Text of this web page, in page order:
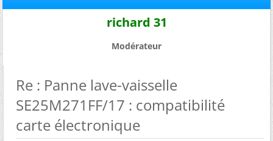
richard 31
Modérateur
Re : Panne lave-vaisselle
SE25M271FF/17 : compatibilité
carte électronique